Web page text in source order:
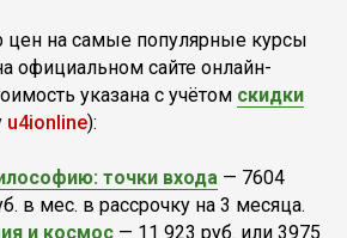
на самые популярные курсы
официальном сайте онлайн-
указана с учётом скидки
u4ionline):
точки входа — 7604
в мес. в рассрочку на 3 месяца.
и космос — 11 923 руб. или 3975